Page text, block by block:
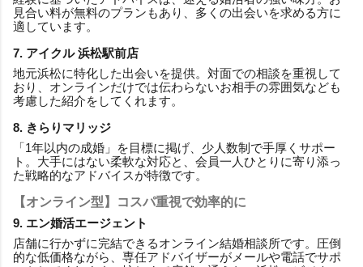
見合い料が無料のプランもあり、多くの出会いを求める方に
適しています。
7. アイクル 浜松駅前店
地元浜松に特化した出会いを提供。対面での相談を重視して
おり、オンラインだけでは伝わらないお相手の雰囲気なども
考慮した紹介をしてくれます。
8. きらりマリッジ
「1年以内の成婚」を目標に掲げ、少人数制で手厚くサポー
ト。大手にはない柔軟な対応と、会員一人ひとりに寄り添っ
た戦略的なアドバイスが特徴です。
【オンライン型】コスパ重視で効率的に
9. エン婚活エージェント
店舗に行かずに完結できるオンライン結婚相談所です。圧倒
的な低価格ながら、専任アドバイザーがメールや電話でサポ